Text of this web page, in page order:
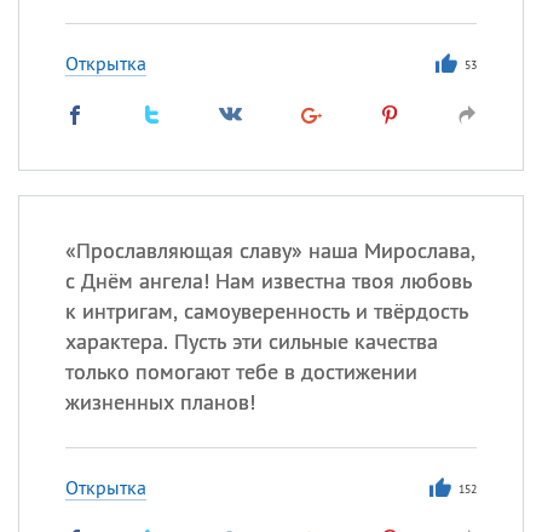
Открытка 53
«Прославляющая славу» наша Мирослава,
с Днём ангела! Нам известна твоя любовь
к интригам, самоуверенность и твёрдость
характера. Пусть эти сильные качества
только помогают тебе в достижении
жизненных планов!
Открытка 152